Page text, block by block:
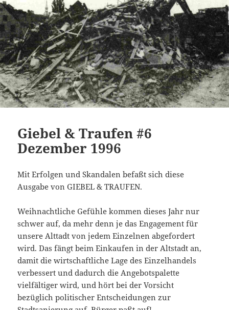
Giebel & Traufen #6
Dezember 1996
Mit Erfolgen und Skandalen befaßt sich diese
Ausgabe von GIEBEL & TRAUFEN.
Weihnachtliche Gefühle kommen dieses Jahr nur
schwer auf, da mehr denn je das Engagement für
unsere Alttadt von jedem Einzelnen abgefordert
wird. Das fängt beim Einkaufen in der Altstadt an,
damit die wirtschaftliche Lage des Einzelhandels
verbessert und dadurch die Angebotspalette
vielfältiger wird, und hört bei der Vorsicht
bezüglich politischer Entscheidungen zur